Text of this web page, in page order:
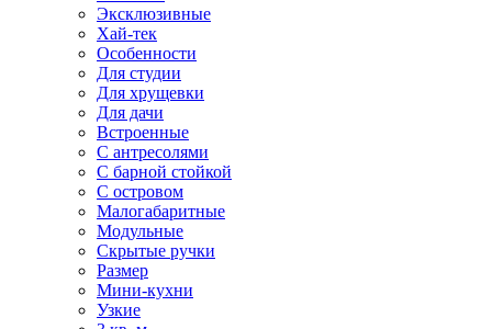
Эксклюзивные
Хай-тек
Особенности
Для студии
Для хрущевки
Для дачи
Встроенные
С антресолями
С барной стойкой
С островом
Малогабаритные
Модульные
Скрытые ручки
Размер
Мини-кухни
Узкие